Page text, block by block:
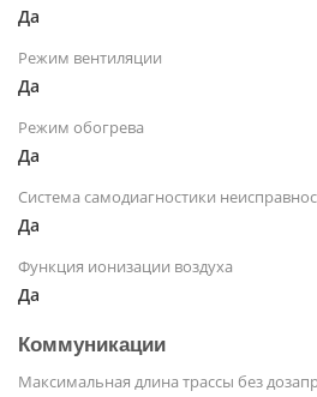
Да
Режим вентиляции
Да
Режим обогрева
Да
Система самодиагностики
Да
Функция ионизации воздуха
Да
Коммуникации
Максимальная длина трассы без